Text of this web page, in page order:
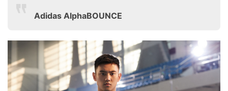
Adidas AlphaBOUNCE